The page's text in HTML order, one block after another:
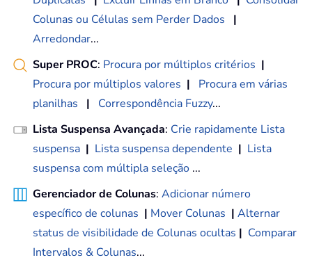
Colunas ou Células sem Perder Dados
|
Arredondar...
Super PROC: Procura por múltiplos critérios |
Procura por múltiplos valores |
Procura em várias
planilhas
| Correspondência Fuzzy...
Lista Suspensa Avançada: Crie rapidamente Lista
suspensa | Lista suspensa dependente | Lista
suspensa com múltipla seleção ...
Gerenciador de Colunas: Adicionar número
específico de colunas | Mover Colunas | Alternar
status de visibilidade de Colunas ocultas | Comparar
Intervalos & Colunas...